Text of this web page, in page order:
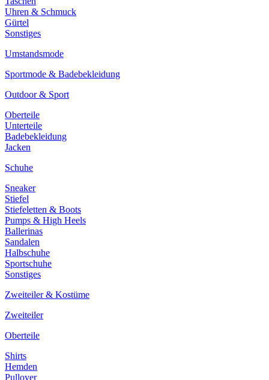
Uhren & Schmuck
Gürtel
Sonstiges
Umstandsmode
Sportmode & Badebekleidung
Outdoor & Sport
Oberteile
Unterteile
Badebekleidung
Jacken
Schuhe
Sneaker
Stiefel
Stiefeletten & Boots
Pumps & High Heels
Ballerinas
Sandalen
Halbschuhe
Sportschuhe
Sonstiges
Zweiteiler & Kostüme
Zweiteiler
Oberteile
Shirts
Hemden
Pullover